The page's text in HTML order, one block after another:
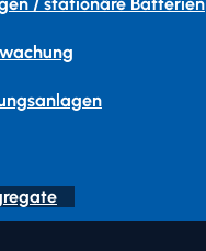
/ stationäre Batterien